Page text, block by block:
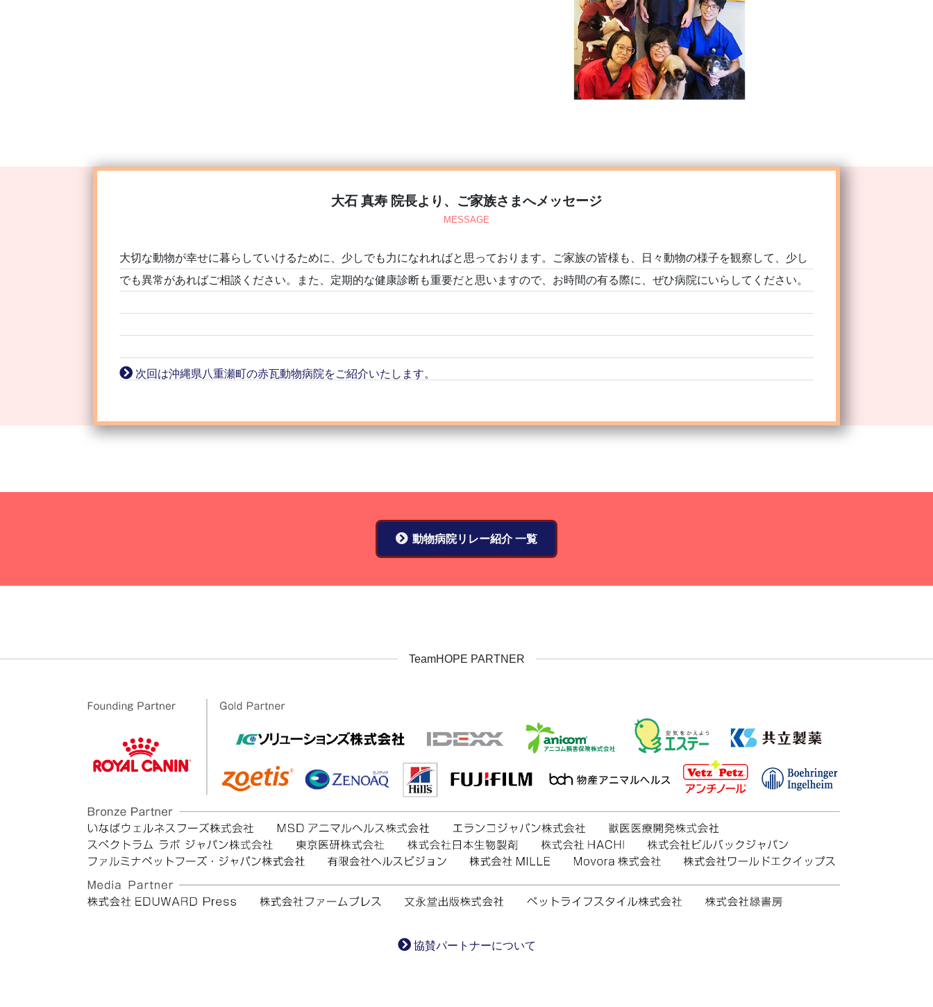
大石 真寿 院長より、ご家族さまへメッセージ
MESSAGE
大切な動物が幸せに暮らしていけるために、少しでも力になれればと思っております。ご家族の皆様も、日々動物の様子を観察して、少し
でも異常があればご相談ください。また、定期的な健康診断も重要だと思いますので、お時間の有る際に、ぜひ病院にいらしてください。
次回は沖縄県八重瀬町の赤瓦動物病院をご紹介いたします。
動物病院リレー紹介 一覧
TeamHOPE PARTNER
協賛パートナーについて